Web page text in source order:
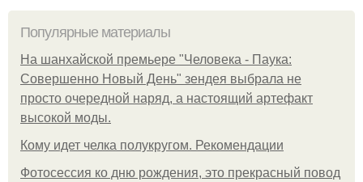
Популярные материалы
На шанхайской премьере "Человека - Паука:
Совершенно Новый День" зендея выбрала не
просто очередной наряд, а настоящий артефакт
высокой моды.
Кому идет челка полукругом. Рекомендации
Фотосессия ко дню рождения, это прекрасный повод